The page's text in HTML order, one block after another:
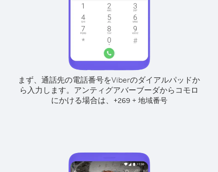
まず、通話先の電話番号をViberのダイアルパッドか
ら入力します。 アンティグアバーブーダからコモロ
にかける場合は、
+269 + 地域番号